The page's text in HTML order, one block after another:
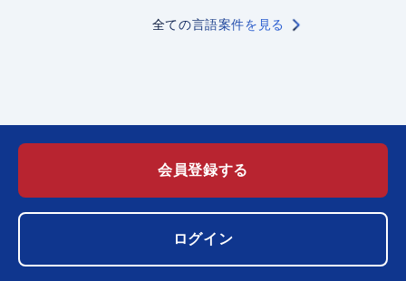
全ての言語案件を見る
会員登録する
ログイン